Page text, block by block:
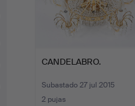
CANDELABRO.
Subastado 27 jul 2015
2 pujas